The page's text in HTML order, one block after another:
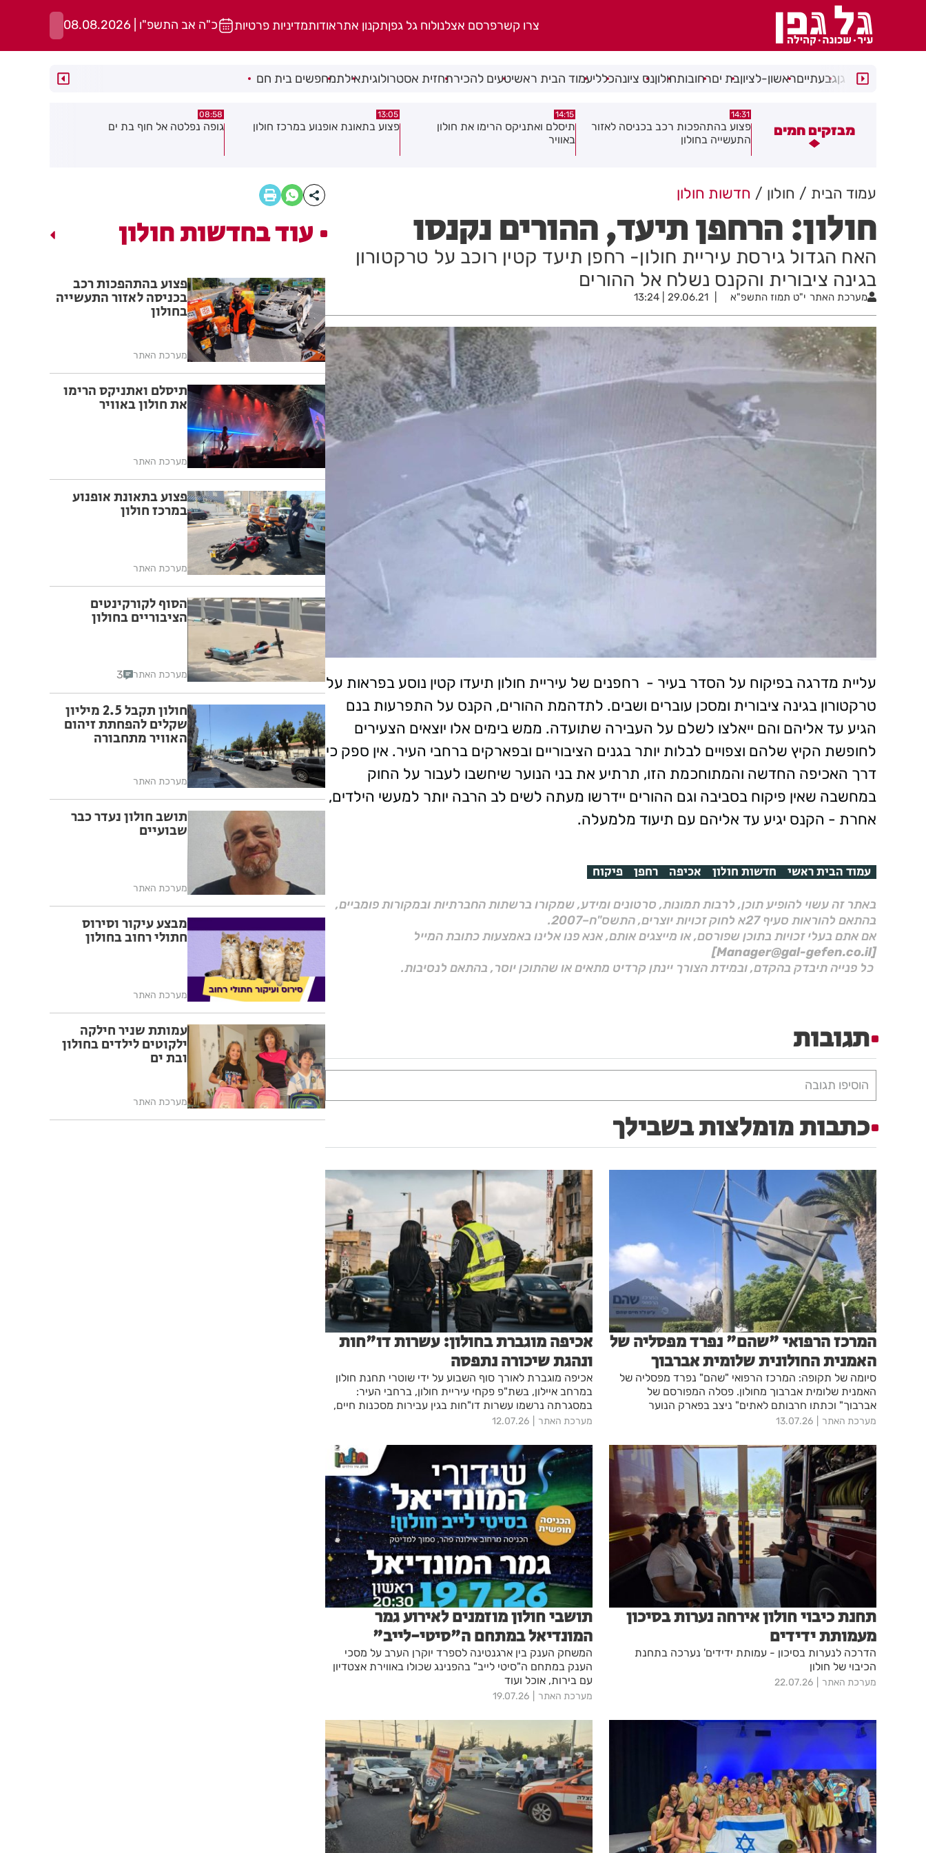
צרו קשרפרסם אצלנולוח גל גפןתקנון אתראודותמדיניות פרטיות כ"ה אב התשפ"ו | 08.08.2026
רמת גןגבעתייםראשון-לציוןבת יםרחובותחולוןנס ציונהכלליעמוד הבית ראשיטעים להכירתחזית אסטרולוגיתאילתמחפשים בית חם
מבזקים חמים
פצוע בהתהפכות רכב בכניסה לאזור
14:15
תיסלם ואתניקס הרימו את חולון
באוויר
13:05
פצוע בתאונת אופנוע במרכז חולון
08:58
גופה נפלטה אל חוף בת ים
08:29
חשד להצתה בשלושה מוקדים ברמת
עמוד הבית חולון חדשות חולון
חולון: הרחפן תיעד, ההורים נקנסו
האח הגדול גירסת עיריית חולון- רחפן תיעד קטין רוכב על טרקטורון
בגינה ציבורית והקנס נשלח אל ההורים
מערכת האתר י"ט תמוז התשפ"א 29.06.21 | 13:24
עליית מדרגה בפיקוח על הסדר בעיר - רחפנים של עיריית חולון תיעדו קטין נוסע בפראות על
טרקטורון בגינה ציבורית ומסכן עוברים ושבים. לתדהמת ההורים, הקנס על התפרעות בנם
הגיע עד אליהם והם ייאלצו לשלם על העבירה שתועדה. ממש בימים אלו יוצאים הצעירים
לחופשת הקיץ שלהם וצפויים לבלות יותר בגנים הציבוריים ובפארקים ברחבי העיר. אין ספק כי
דרך האכיפה החדשה והמתוחכמת הזו, תרתיע את בני הנוער שיחשבו לעבור על החוק
במחשבה שאין פיקוח בסביבה וגם ההורים יידרשו מעתה לשים לב הרבה יותר למעשי הילדים,
אחרת - הקנס יגיע עד אליהם עם תיעוד מלמעלה.
עמוד הבית ראשי חדשות חולון אכיפה רחפן פיקוח
באתר זה עשוי להופיע תוכן, לרבות תמונות, סרטונים ומידע, שמקורו ברשתות החברתיות ובמקורות פומביים,
בהתאם להוראות סעיף 27א לחוק זכויות יוצרים, התשס"ח–2007.
אם אתם בעלי זכויות בתוכן שפורסם, או מייצגים אותם, אנא פנו אלינו באמצעות כתובת המייל
[Manager@gal-gefen.co.il]
כל פנייה תיבדק בהקדם, ובמידת הצורך יינתן קרדיט מתאים או שהתוכן יוסר, בהתאם לנסיבות.
תגובות
הוסיפו תגובה
כתבות מומלצות בשבילך
המרכז הרפואי "שהם" נפרד מפסליה של
האמנית החולונית שלומית אברבוך
סיומה של תקופה: המרכז הרפואי "שהם" נפרד מפסליה של
האמנית שלומית אברבוך מחולון. פסלה המפורסם של
אברבוך" וכתתו חרבותם לאתים" ניצב בפארק הנוער
הפילבוקס בעיר
מערכת האתר 13.07.26
אכיפה מוגברת בחולון: עשרות דו"חות
ונהגת שיכורה נתפסה
אכיפה מוגברת לאורך סוף השבוע על ידי שוטרי תחנת חולון
במרחב איילון, בשת"פ פקחי עיריית חולון, ברחבי העיר:
במסגרתה נרשמו עשרות דו"חות בגין עבירות מסכנות חיים,
ונהגת נתפסה כשהיא נוהגת תחת השפעת אלכוהול – זאת
של כלי מיקרומוביליטי מתחילת השנה
מערכת האתר 12.07.26
תחנת כיבוי חולון אירחה נערות בסיכון
מעמותת ידידים
הדרכה לנערות בסיכון - עמותת ידידים' נערכה בתחנת
הכיבוי של חולון
מערכת האתר 22.07.26
תושבי חולון מוזמנים לאירוע גמר
המונדיאל במתחם ה"סיטי-לייב"
המשחק הענק בין ארגנטינה לספרד יוקרן הערב על מסכי
הענק במתחם ה"סיטי לייב" בהפנינג שכולו באווירת אצטדיון
עם בירות, אוכל ועוד
מערכת האתר 19.07.26
עוד בחדשות חולון
פצוע בהתהפכות רכב
בכניסה לאזור התעשייה
בחולון
מערכת האתר
תיסלם ואתניקס הרימו
את חולון באוויר
מערכת האתר
פצוע בתאונת אופנוע
במרכז חולון
מערכת האתר
הסוף לקורקינטים
הציבוריים בחולון
מערכת האתר 3
חולון תקבל 2.5 מיליון
שקלים להפחתת זיהום
האוויר מתחבורה
מערכת האתר
תושב חולון נעדר כבר
שבועיים
מערכת האתר
מבצע עיקור וסירוס
חתולי רחוב בחולון
מערכת האתר
עמותת שניר חילקה
ילקוטים לילדים בחולון
ובת ים
מערכת האתר